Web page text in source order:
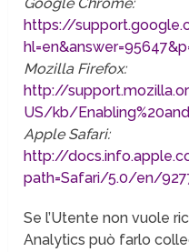
https://
Mozilla Firefox:
http://
US/kb/
Apple Safari:
http://
path=Safari/5.0/en/
Se l’Utente non vuole
Analytics può farlo